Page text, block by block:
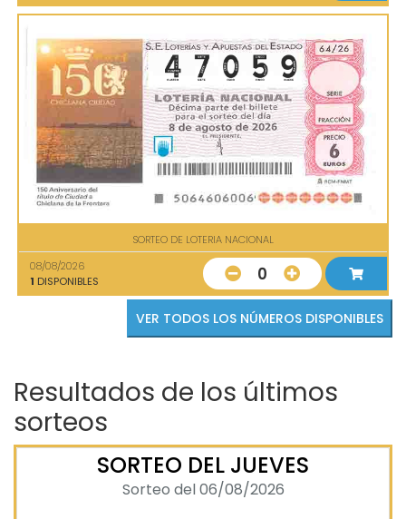
SORTEO DE LOTERIA NACIONAL
08/08/2026
1 DISPONIBLES 0
VER TODOS LOS NÚMEROS DISPONIBLES
Resultados de los últimos
sorteos
SORTEO DEL JUEVES
Sorteo del 06/08/2026